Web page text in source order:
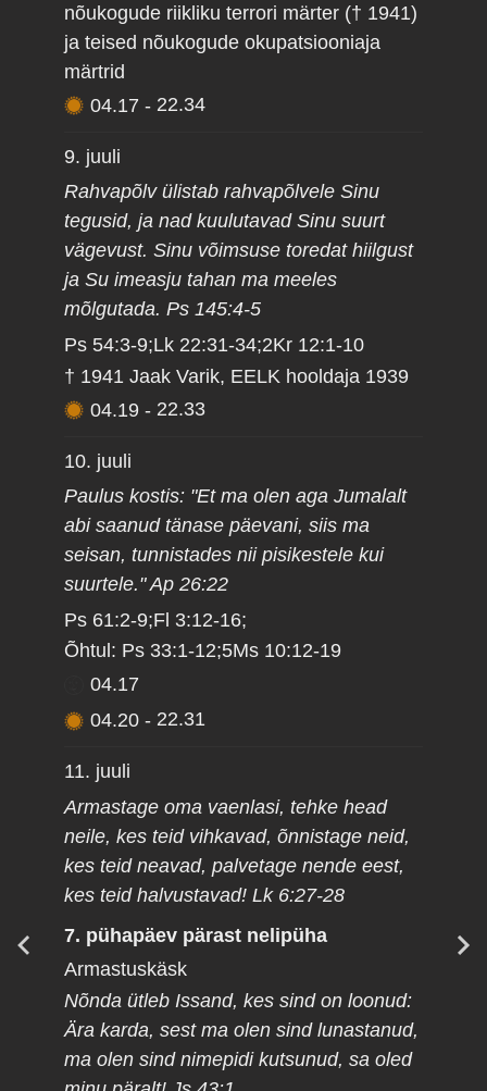
nõukogude riikliku terrori märter († 1941)
ja teised nõukogude okupatsiooniaja
märtrid
04.17 - 22.34
9. juuli
Rahvapõlv ülistab rahvapõlvele Sinu
tegusid, ja nad kuulutavad Sinu suurt
vägevust. Sinu võimsuse toredat hiilgust
ja Su imeasju tahan ma meeles
mõlgutada. Ps 145:4-5
Ps 54:3-9;Lk 22:31-34;2Kr 12:1-10
† 1941 Jaak Varik, EELK hooldaja 1939
04.19 - 22.33
10. juuli
Paulus kostis: "Et ma olen aga Jumalalt
abi saanud tänase päevani, siis ma
seisan, tunnistades nii pisikestele kui
suurtele." Ap 26:22
Ps 61:2-9;Fl 3:12-16;
Õhtul: Ps 33:1-12;5Ms 10:12-19
04.17
04.20 - 22.31
11. juuli
Armastage oma vaenlasi, tehke head
neile, kes teid vihkavad, õnnistage neid,
kes teid neavad, palvetage nende eest,
kes teid halvustavad! Lk 6:27-28
7. pühapäev pärast nelipüha
Armastuskäsk
Nõnda ütleb Issand, kes sind on loonud:
Ära karda, sest ma olen sind lunastanud,
ma olen sind nimepidi kutsunud, sa oled